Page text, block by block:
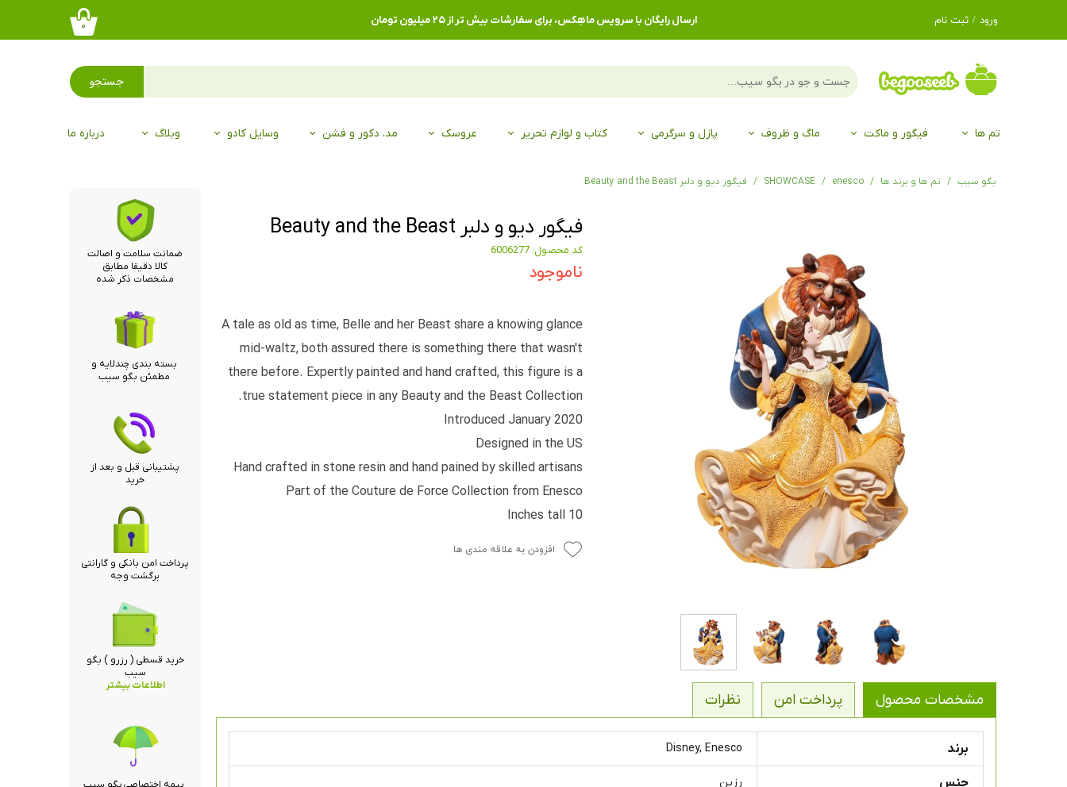
۰ ورود / ثبت نام
حساب کاربری من
تغییر گذر واژه
خروج از حساب
ارسال رایگان با سرویس ماهِکس، برای سفارشات بیش تر از ۲۵ میلیون تومان
جستجو
تم ها فیگور و ماکت ماگ و ظروف پازل و سرگرمی کتاب و لوازم تحریر عروسک مد، دکور و فشن وسایل کادو وبلاگ درباره ما
بگو سیب تم ها و برند ها enesco
SHOWCASE فیگور دیو و دلبر Beauty and the Beast
فیگور دیو و دلبر Beauty and the Beast
کد محصول: 6006277
ناموجود
A tale as old as time, Belle and her Beast share a knowing glance
mid-waltz, both assured there is something there that wasn't
there before. Expertly painted and hand crafted, this figure is a
true statement piece in any Beauty and the Beast Collection.
Introduced January 2020
Designed in the US
Hand crafted in stone resin and hand pained by skilled artisans
Part of the Couture de Force Collection from Enesco
10 Inches tall
افزودن به علاقه مندی ها
مشخصات محصول پرداخت امن نظرات
برند Disney, Enesco
جنس رزین
ضمانت سلامت و اصالت
کالا دقیقا مطابق
مشخصات ذکر شده
بسته بندی چندلایه و
مطمئن بگو سیب
پشتیبانی قبل و بعد از
خرید
خرید قسطی ( رزرو ) بگو
سیب
اطلاعات بیشتر
پرداخت امن بانکی و گارانتی
برگشت وجه
بیمه اختصاصی بگو سیب